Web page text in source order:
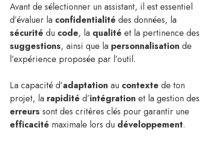
Avant de sélectionner un assistant, il est essentiel
d’évaluer la confidentialité des données, la
sécurité du code, la qualité et la pertinence des
suggestions, ainsi que la personnalisation de
l’expérience proposée par l’outil.
La capacité d’adaptation au contexte de ton
projet, la rapidité d’intégration et la gestion des
erreurs sont des critères clés pour garantir une
efficacité maximale lors du développement.